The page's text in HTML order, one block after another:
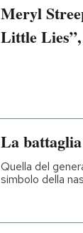
Meryl
Little
La
Quella del
simbolo della